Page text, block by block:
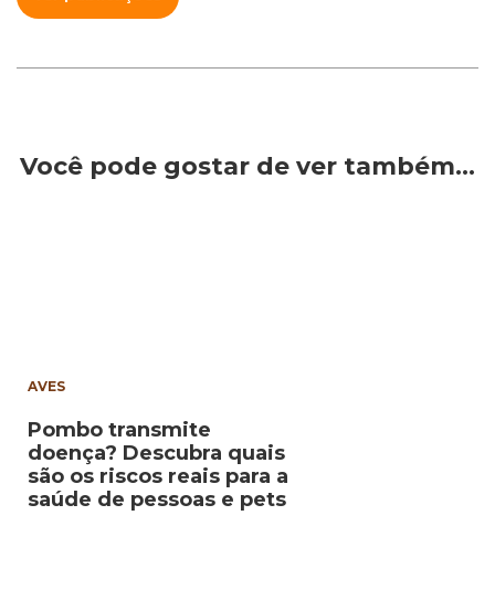
Você pode gostar de ver também…
AVES
Pombo transmite
doença? Descubra quais
são os riscos reais para a
saúde de pessoas e pets